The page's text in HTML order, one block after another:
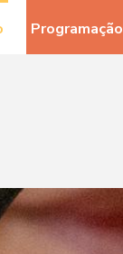
Programação